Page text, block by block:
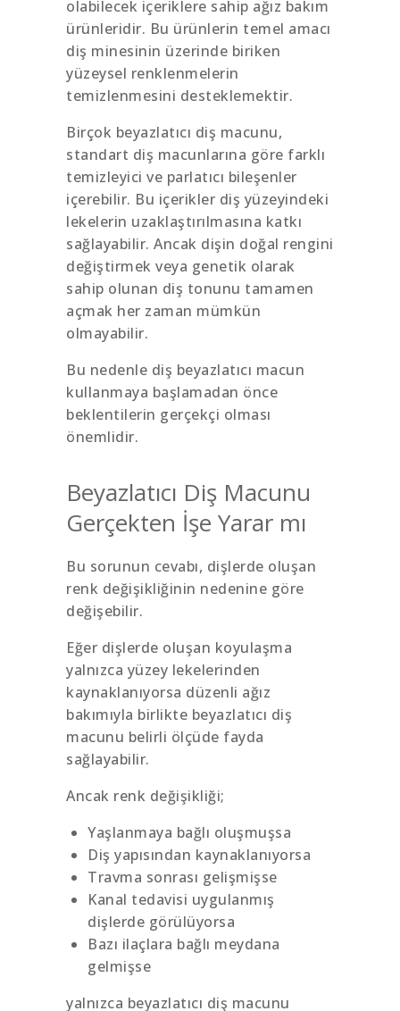
olabilecek içeriklere sahip ağız bakım
ürünleridir. Bu ürünlerin temel amacı
diş minesinin üzerinde biriken
yüzeysel renklenmelerin
temizlenmesini desteklemektir.
Birçok beyazlatıcı diş macunu,
standart diş macunlarına göre farklı
temizleyici ve parlatıcı bileşenler
içerebilir. Bu içerikler diş yüzeyindeki
lekelerin uzaklaştırılmasına katkı
sağlayabilir. Ancak dişin doğal rengini
değiştirmek veya genetik olarak
sahip olunan diş tonunu tamamen
açmak her zaman mümkün
olmayabilir.
Bu nedenle diş beyazlatıcı macun
kullanmaya başlamadan önce
beklentilerin gerçekçi olması
önemlidir.
Beyazlatıcı Diş Macunu
Gerçekten İşe Yarar mı
Bu sorunun cevabı, dişlerde oluşan
renk değişikliğinin nedenine göre
değişebilir.
Eğer dişlerde oluşan koyulaşma
yalnızca yüzey lekelerinden
kaynaklanıyorsa düzenli ağız
bakımıyla birlikte beyazlatıcı diş
macunu belirli ölçüde fayda
sağlayabilir.
Ancak renk değişikliği;
Yaşlanmaya bağlı oluşmuşsa
Diş yapısından kaynaklanıyorsa
Travma sonrası gelişmişse
Kanal tedavisi uygulanmış
dişlerde görülüyorsa
Bazı ilaçlara bağlı meydana
gelmişse
yalnızca beyazlatıcı diş macunu